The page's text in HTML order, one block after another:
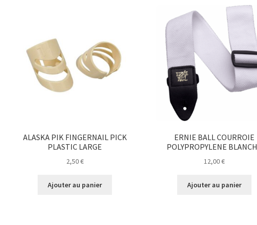
ALASKA PIK FINGERNAIL PICK
PLASTIC LARGE
2,50€
Ajouter au panier
ERNIE BALL COURROIE
POLYPROPYLENE
12,00€
Ajouter au panier